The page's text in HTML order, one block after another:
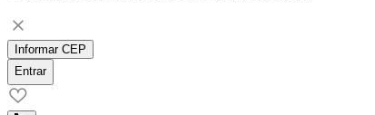
Informar CEP
Entrar